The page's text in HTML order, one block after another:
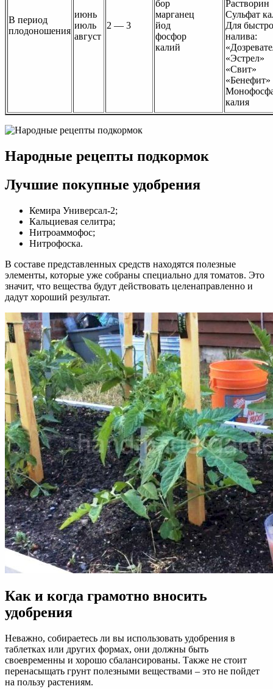
В период
плодоношения
июнь
июль
август
2 — 3
бор
марганец
йод
фосфор
калий
Растворин
Сульфат
Для
налива:
«Эстрел»
«Свит»
«Бенефит»
калия
Народные рецепты подкормок
Лучшие покупные удобрения
Кемира Универсал-2;
Кальциевая селитра;
Нитроаммофос;
Нитрофоска.
В составе представленных средств находятся полезные
элементы, которые уже собраны специально для томатов. Это
значит, что вещества будут действовать целенаправленно и
дадут хороший результат.
Как и когда грамотно вносить
удобрения
Неважно, собираетесь ли вы использовать удобрения в
таблетках или других формах, они должны быть
своевременны и хорошо сбалансированы. Также не стоит
перенасыщать грунт полезными веществами – это не пойдет
на пользу растениям.